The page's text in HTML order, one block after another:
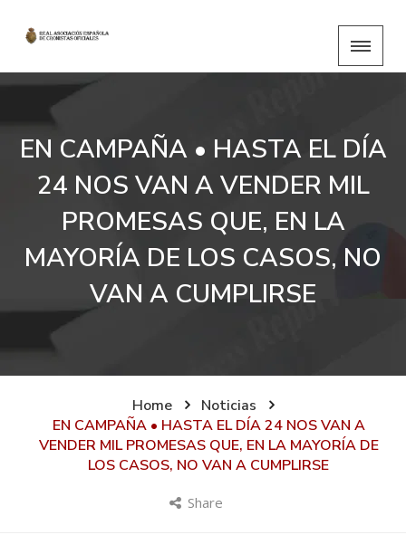
EN CAMPAÑA • HASTA EL DÍA
24 NOS VAN A VENDER MIL
PROMESAS QUE, EN LA
MAYORÍA DE LOS CASOS, NO
VAN A CUMPLIRSE
Home
Noticias
EN CAMPAÑA • HASTA EL DÍA 24 NOS VAN A
VENDER MIL PROMESAS QUE, EN LA MAYORÍA DE
LOS CASOS, NO VAN A CUMPLIRSE
Share